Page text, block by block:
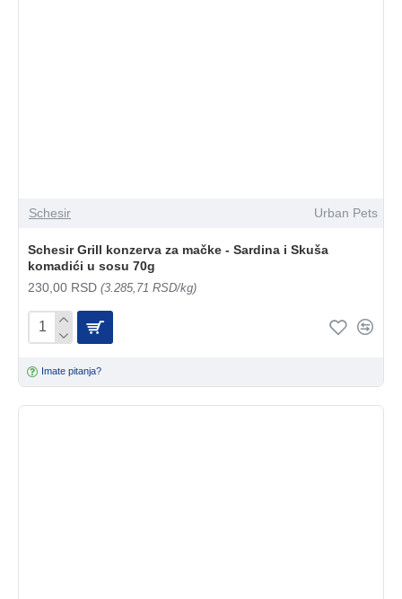
Schesir Urban Pets
Schesir Grill konzerva za mačke - Sardina i Skuša
komadići u sosu 70g
230,00 RSD (3.285,71 RSD/kg)
Imate pitanja?